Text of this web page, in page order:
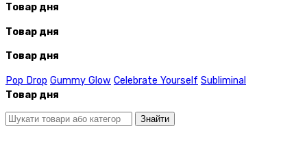
Товар дня
Товар дня
Товар дня
Pop Drop Gummy Glow Celebrate Yourself Subliminal
Товар дня
Знайти